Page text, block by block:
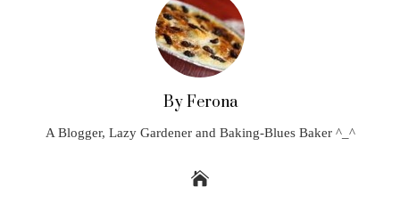
By Ferona
A Blogger, Lazy Gardener and Baking-Blues Baker ^_^